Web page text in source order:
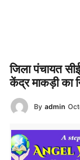
जिला पंचायत
केंद्र माकड़ी का
By admin